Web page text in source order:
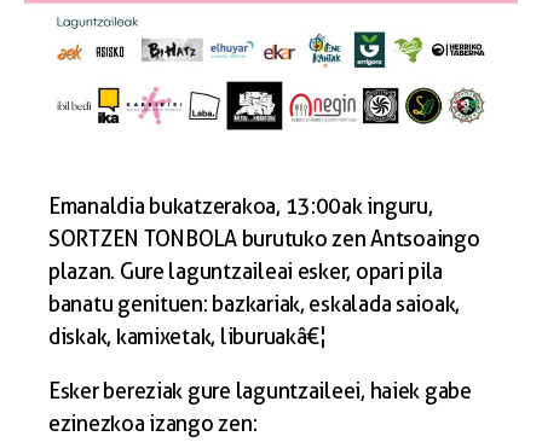
Emanaldia bukatzerakoa, 13:00ak inguru,
SORTZEN TONBOLA burutuko zen Antsoaingo
plazan. Gure laguntzaileai esker, opari pila
banatu genituen: bazkariak, eskalada saioak,
diskak, kamixetak, liburuakâ€¦
Esker bereziak gure laguntzaileei, haiek gabe
ezinezkoa izango zen: